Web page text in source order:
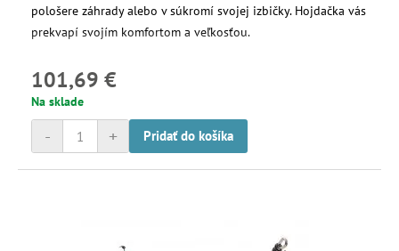
pološere záhrady alebo v súkromí svojej izbičky. Hojdačka vás
prekvapí svojím komfortom a veľkosťou.
101,69 €
Na sklade
+
- Pridať do košíka